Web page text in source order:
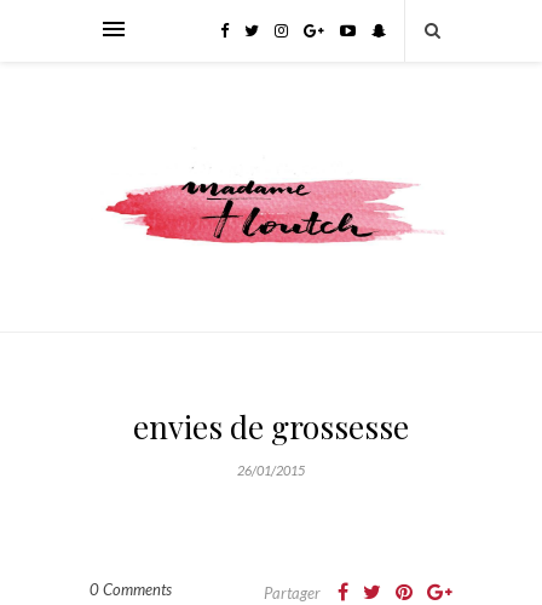
envies de grossesse
26/01/2015
0 Comments Partager